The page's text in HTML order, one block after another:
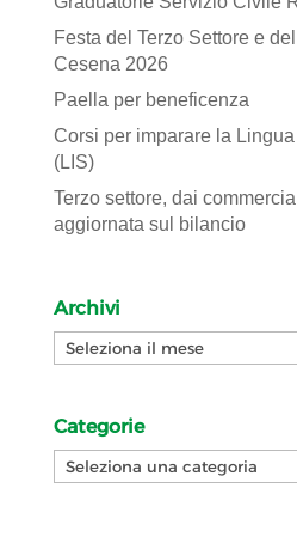
Festa del Terzo Settore e
Cesena 2026
Paella per beneficenza
Corsi per imparare la
(LIS)
Terzo settore, dai
aggiornata sul bilancio
Archivi
Archivi
Categorie
Categorie